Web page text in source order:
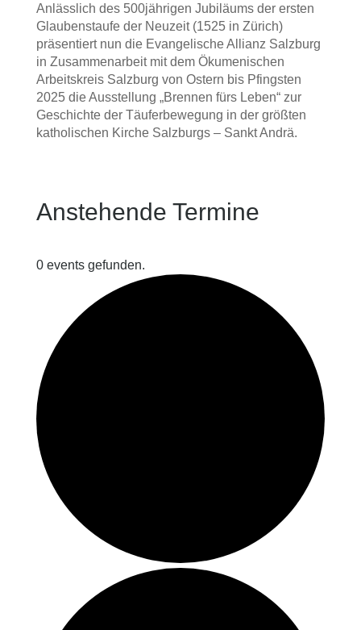
Anlässlich des 500jährigen Jubiläums der ersten
Glaubenstaufe der Neuzeit (1525 in Zürich)
präsentiert nun die Evangelische Allianz Salzburg
in Zusammenarbeit mit dem Ökumenischen
Arbeitskreis Salzburg von Ostern bis Pfingsten
2025 die Ausstellung „Brennen fürs Leben“ zur
Geschichte der Täuferbewegung in der größten
katholischen Kirche Salzburgs – Sankt Andrä.
Anstehende Termine
0 events gefunden.